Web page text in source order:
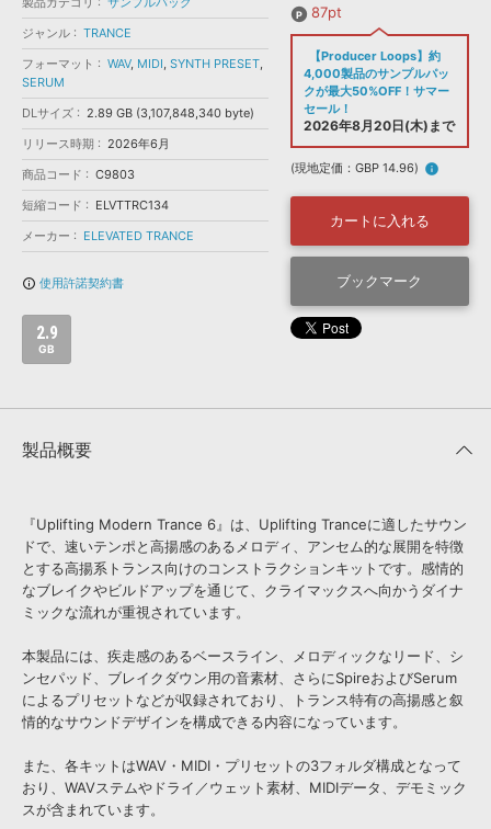
DAW »
効果音 »
BGM »
SONICWIREブログ »
DTMガイド »
FAQ »
お問い合わせ »
音楽カード
楽曲配信流通サービス
無償のサウンド管理ソフト
次世代型 ボーカル・エディタ
APS 映像のBGM・セリフを音声分離
SLS
ソフトウェア／ツール 効果音
フォーマット
ランキング
ジャンル
TRANCE
フォーマット
WAV, MIDI, SYNTH PRESET,
SERUM
DLサイズ
2.89 GB (3,107,848,340 byte)
リリース時期
2026年6月
商品コード
C9803
短縮コード
ELVTTRC134
メーカー
ELEVATED TRANCE
info_outline 使用許諾契約書
2.9
GB
87pt
【Producer Loops】約
4,000製品のサンプルパッ
クが最大50%OFF！サマー
セール！
2026年8月20日(木)まで
(現地定価：GBP 14.96) info
カートに入れる
ブックマーク
製品概要
『Uplifting Modern Trance 6』は、Uplifting Tranceに適したサウン
ドで、速いテンポと高揚感のあるメロディ、アンセム的な展開を特徴
とする高揚系トランス向けのコンストラクションキットです。感情的
なブレイクやビルドアップを通じて、クライマックスへ向かうダイナ
ミックな流れが重視されています。
本製品には、疾走感のあるベースライン、メロディックなリード、シ
ンセパッド、ブレイクダウン用の音素材、さらにSpireおよびSerum
によるプリセットなどが収録されており、トランス特有の高揚感と叙
情的なサウンドデザインを構成できる内容になっています。
また、各キットはWAV・MIDI・プリセットの3フォルダ構成となって
おり、WAVステムやドライ／ウェット素材、MIDIデータ、デモミック
スが含まれています。